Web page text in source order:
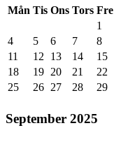
Mån Tis Ons Tors Fre
1
4
5 6 7 8
11
12 13 14 15
18
19 20 21 22
25
26 27 28 29
September 2025